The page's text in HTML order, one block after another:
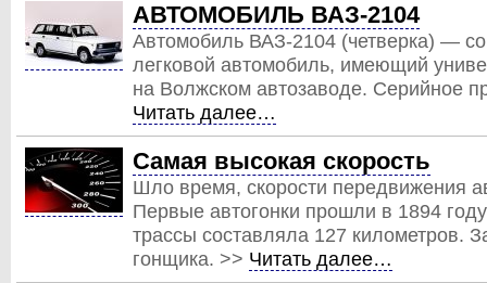
АВТОМОБИЛЬ ВАЗ-2104
Автомобиль ВАЗ-2104 (четверка) —
легковой автомобиль, имеющий
на Волжском автозаводе. Серийное
Читать далее…
Самая высокая скорость
Шло время, скорости передвижения
Первые автогонки прошли в 1894
трассы составляла 127 километров.
гонщика. >> Читать далее…